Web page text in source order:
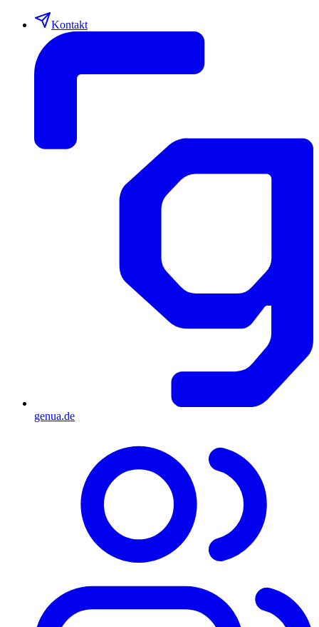
Kontakt
genua.de